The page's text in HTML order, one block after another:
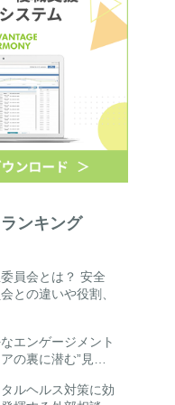
ンキング
員会とは？ 安全
との違いや役割、
エンゲージメント
の裏に潜む”見…
タルヘルス対策に効